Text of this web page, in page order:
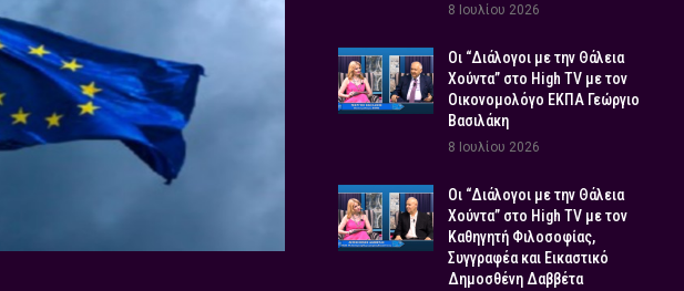
8 Ιουλίου 2026
Οι “Διάλογοι με την Θάλεια
Χούντα” στο High TV με τον
Οικονομολόγο ΕΚΠΑ Γεώργιο
Βασιλάκη
8 Ιουλίου 2026
Οι “Διάλογοι με την Θάλεια
Χούντα” στο High TV με τον
Καθηγητή Φιλοσοφίας,
Συγγραφέα και Εικαστικό
Δημοσθένη Δαββέτα